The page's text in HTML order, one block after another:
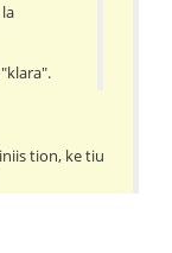
tion, ke tiu